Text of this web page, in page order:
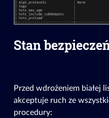
Stan
Przed wdrożeniem białej
akceptuje ruch ze
procedury: